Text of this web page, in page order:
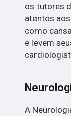
os tutores
atentos
como
e levem
A